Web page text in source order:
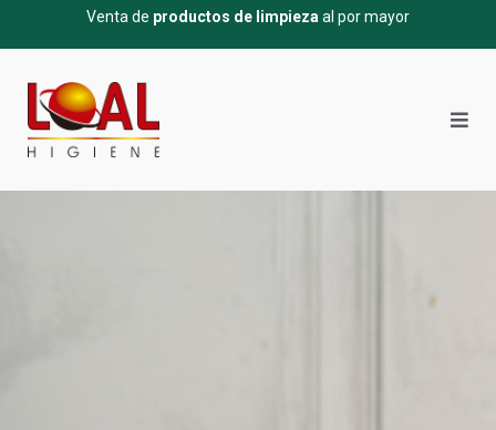
Venta de productos de limpieza al por mayor